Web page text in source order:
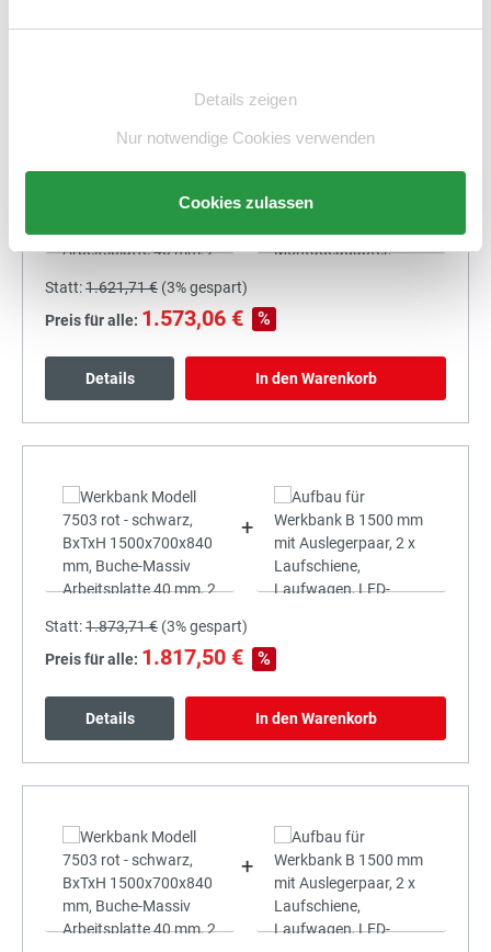
Details zeigen
Nur notwendige Cookies verwenden
Cookies zulassen
Statt:1.621,71 € (3%gespart)
Preis für alle: 1.573,06 € %
Details In den Warenkorb
+
Statt:1.873,71 € (3%gespart)
Preis für alle: 1.817,50 € %
Details In den Warenkorb
+